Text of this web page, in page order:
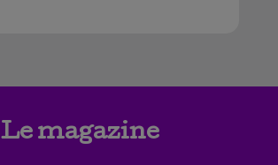
Le magazine